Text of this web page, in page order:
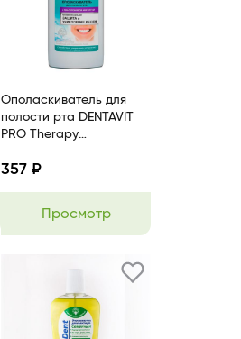
Ополаскиватель для
полости рта DENTAVIT
PRO Therapy
гиалуроновая кислота
357 ₽
Просмотр